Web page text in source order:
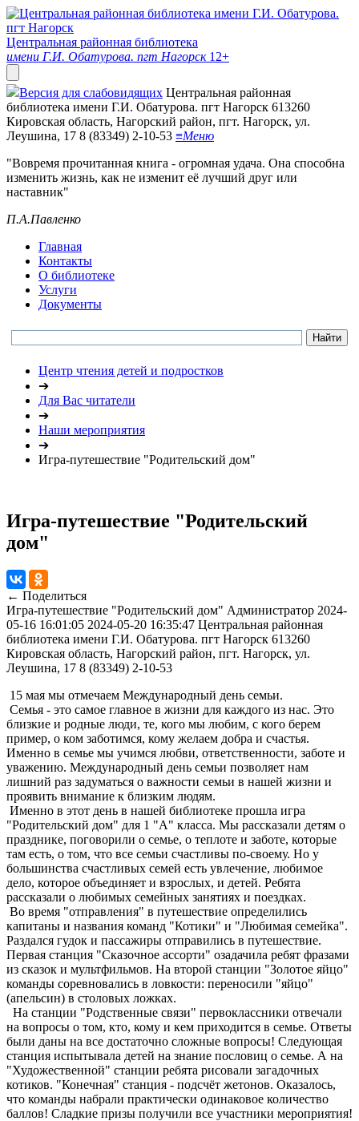
Центральная районная библиотека
имени Г.И. Обатурова. пгт Нагорск 12+
Версия для слабовидящих Центральная районная
библиотека имени Г.И. Обатурова. пгт Нагорск 613260
Кировская область, Нагорский район, пгт. Нагорск, ул.
Леушина, 17 8 (83349) 2-10-53 ≡Меню
"Вовремя прочитанная книга - огромная удача. Она способна
изменить жизнь, как не изменит её лучший друг или
наставник"
П.А.Павленко
Главная
Контакты
О библиотеке
Услуги
Документы
Центр чтения детей и подростков
➔
Для Вас читатели
➔
Наши мероприятия
➔
Игра-путешествие "Родительский дом"
Игра-путешествие "Родительский
дом"
← Поделиться
Игра-путешествие "Родительский дом" Администратор 2024-
05-16 16:01:05 2024-05-20 16:35:47 Центральная районная
библиотека имени Г.И. Обатурова. пгт Нагорск 613260
Кировская область, Нагорский район, пгт. Нагорск, ул.
Леушина, 17 8 (83349) 2-10-53
15 мая мы отмечаем Международный день семьи.
Семья - это самое главное в жизни для каждого из нас. Это
близкие и родные люди, те, кого мы любим, с кого берем
пример, о ком заботимся, кому желаем добра и счастья.
Именно в семье мы учимся любви, ответственности, заботе и
уважению. Международный день семьи позволяет нам
лишний раз задуматься о важности семьи в нашей жизни и
проявить внимание к близким людям.
Именно в этот день в нашей библиотеке прошла игра
"Родительский дом" для 1 "А" класса. Мы рассказали детям о
празднике, поговорили о семье, о теплоте и заботе, которые
там есть, о том, что все семьи счастливы по-своему. Но у
большинства счастливых семей есть увлечение, любимое
дело, которое объединяет и взрослых, и детей. Ребята
рассказали о любимых семейных занятиях и поездках.
Во время "отправления" в путешествие определились
капитаны и названия команд "Котики" и "Любимая семейка".
Раздался гудок и пассажиры отправились в путешествие.
Первая станция "Сказочное ассорти" озадачила ребят фразами
из сказок и мультфильмов. На второй станции "Золотое яйцо"
команды соревновались в ловкости: переносили "яйцо"
(апельсин) в столовых ложках.
На станции "Родственные связи" первоклассники отвечали
на вопросы о том, кто, кому и кем приходится в семье. Ответы
были даны на все достаточно сложные вопросы! Следующая
станция испытывала детей на знание пословиц о семье. А на
"Художественной" станции ребята рисовали загадочных
котиков. "Конечная" станция - подсчёт жетонов. Оказалось,
что команды набрали практически одинаковое количество
баллов! Сладкие призы получили все участники мероприятия!